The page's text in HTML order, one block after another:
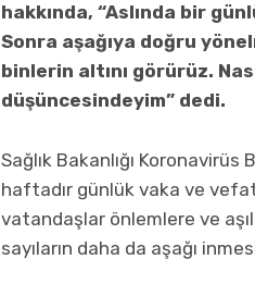
hakkında, “Aslında bir
Sonra aşağıya doğru
binlerin altını görürüz.
düşüncesindeyim” dedi.
Sağlık Bakanlığı
haftadır günlük vaka ve
vatandaşlar önlemlere ve
sayıların daha da aşağı